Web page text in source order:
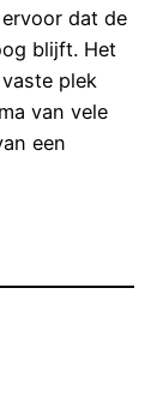
dat de
blijft. Het
plek
van vele
een